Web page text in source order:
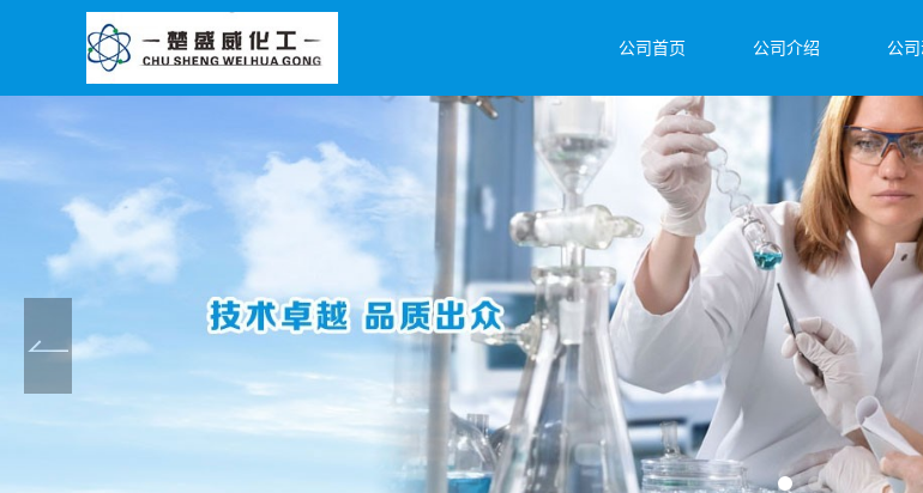
公司首页 公司介绍 公